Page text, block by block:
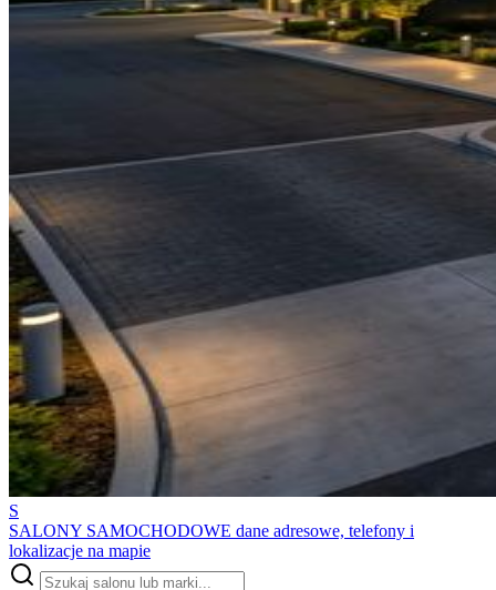
S
SALONY SAMOCHODOWE dane adresowe, telefony i
lokalizacje na mapie